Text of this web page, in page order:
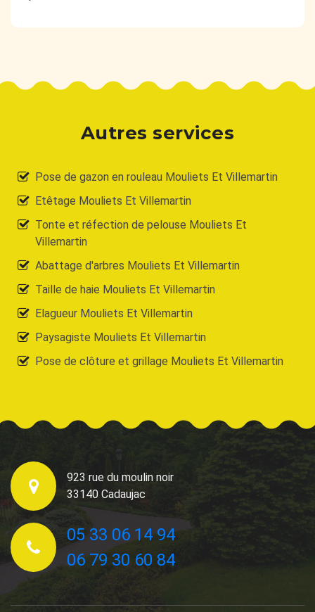
Autres services
Pose de gazon en rouleau Mouliets Et Villemartin
Etêtage Mouliets Et Villemartin
Tonte et réfection de pelouse Mouliets Et
Villemartin
Abattage d'arbres Mouliets Et Villemartin
Taille de haie Mouliets Et Villemartin
Elagueur Mouliets Et Villemartin
Paysagiste Mouliets Et Villemartin
Pose de clôture et grillage Mouliets Et Villemartin
923 rue du moulin noir
33140 Cadaujac
05 33 06 14 94
06 79 30 60 84